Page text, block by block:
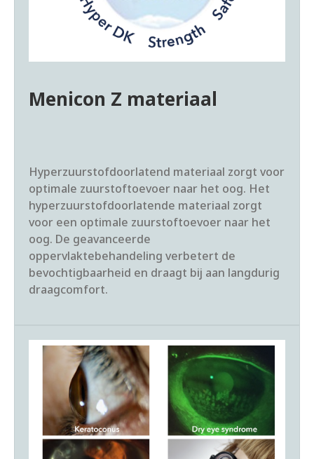
Menicon Z materiaal
Hyperzuurstofdoorlatend materiaal zorgt voor
optimale zuurstoftoevoer naar het oog. Het
hyperzuurstofdoorlatende materiaal zorgt
voor een optimale zuurstoftoevoer naar het
oog. De geavanceerde
oppervlaktebehandeling verbetert de
bevochtigbaarheid en draagt bij aan langdurig
draagcomfort.